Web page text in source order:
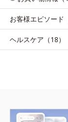
お客様エピソード
ヘルスケア（18）